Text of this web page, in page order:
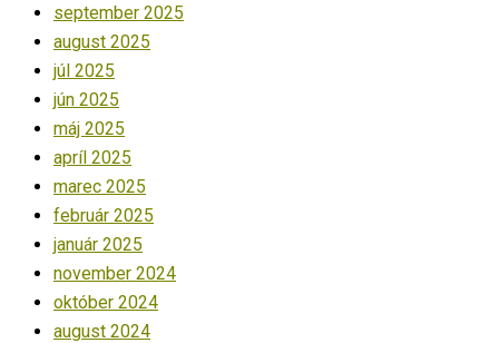
september 2025
august 2025
júl 2025
jún 2025
máj 2025
apríl 2025
marec 2025
február 2025
január 2025
november 2024
október 2024
august 2024